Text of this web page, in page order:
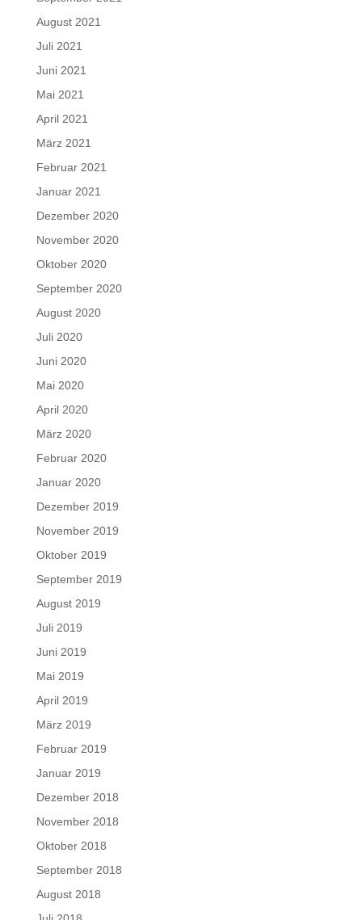
August 2021
Juli 2021
Juni 2021
Mai 2021
April 2021
März 2021
Februar 2021
Januar 2021
Dezember 2020
November 2020
Oktober 2020
September 2020
August 2020
Juli 2020
Juni 2020
Mai 2020
April 2020
März 2020
Februar 2020
Januar 2020
Dezember 2019
November 2019
Oktober 2019
September 2019
August 2019
Juli 2019
Juni 2019
Mai 2019
April 2019
März 2019
Februar 2019
Januar 2019
Dezember 2018
November 2018
Oktober 2018
September 2018
August 2018